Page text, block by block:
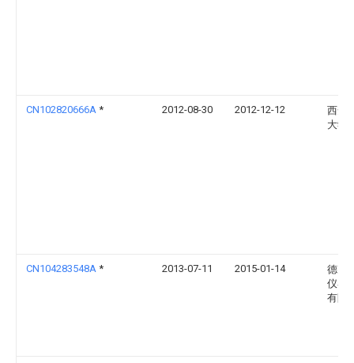
CN102820666A * 2012-08-30 2012-12-12
西安
大学
CN104283548A * 2013-07-11 2015-01-14
德克
仪器
有限